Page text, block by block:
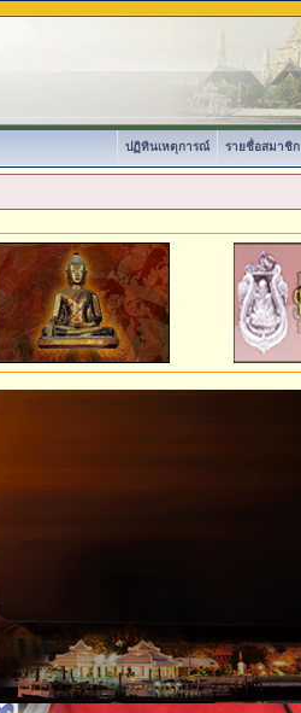
รายชื่อสมาชิก
ปฏิทินเหตุการณ์